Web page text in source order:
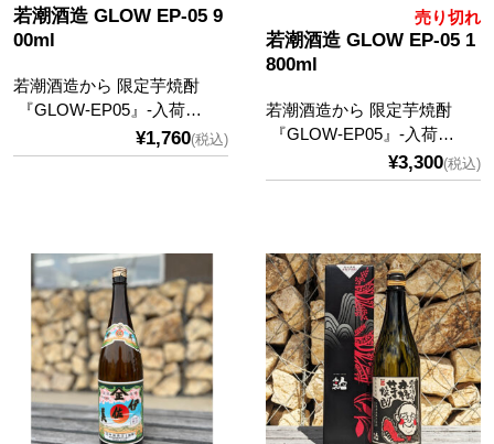
若潮酒造 GLOW EP-05 9
00ml
若潮酒造から 限定芋焼酎
『GLOW-EP05』-入荷…
¥1,760(税込)
売り切れ
若潮酒造 GLOW EP-05 1
800ml
若潮酒造から 限定芋焼酎
『GLOW-EP05』-入荷…
¥3,300(税込)